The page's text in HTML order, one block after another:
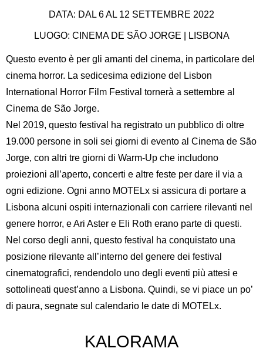
DATA: DAL 6 AL 12 SETTEMBRE 2022
LUOGO: CINEMA DE SÃO JORGE | LISBONA
Questo evento è per gli amanti del cinema, in particolare del
cinema horror. La sedicesima edizione del Lisbon
International Horror Film Festival tornerà a settembre al
Cinema de São Jorge.
Nel 2019, questo festival ha registrato un pubblico di oltre
19.000 persone in soli sei giorni di evento al Cinema de São
Jorge, con altri tre giorni di Warm-Up che includono
proiezioni all’aperto, concerti e altre feste per dare il via a
ogni edizione. Ogni anno MOTELx si assicura di portare a
Lisbona alcuni ospiti internazionali con carriere rilevanti nel
genere horror, e Ari Aster e Eli Roth erano parte di questi.
Nel corso degli anni, questo festival ha conquistato una
posizione rilevante all’interno del genere dei festival
cinematografici, rendendolo uno degli eventi più attesi e
sottolineati quest’anno a Lisbona. Quindi, se vi piace un po’
di paura, segnate sul calendario le date di MOTELx.
KALORAMA